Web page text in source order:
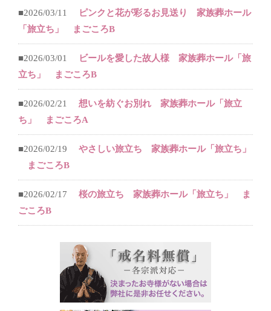
■2026/03/11
ピンクと花が彩るお見送り 家族葬ホール
「旅立ち」 まごころB
■2026/03/01
ビールを愛した故人様 家族葬ホール「旅
立ち」 まごころB
■2026/02/21
想いを紡ぐお別れ 家族葬ホール「旅立
ち」 まごころA
■2026/02/19
やさしい旅立ち 家族葬ホール「旅立ち」
まごころB
■2026/02/17
桜の旅立ち 家族葬ホール「旅立ち」 ま
ごころB